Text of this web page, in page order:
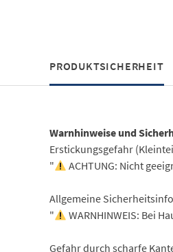
PRODUKTSICHERHEIT
Warnhinweise und
Erstickungsgefahr
"
ACHTUNG: Nicht
Allgemeine
"
WARNHINWEIS: Bei
Gefahr durch scharfe